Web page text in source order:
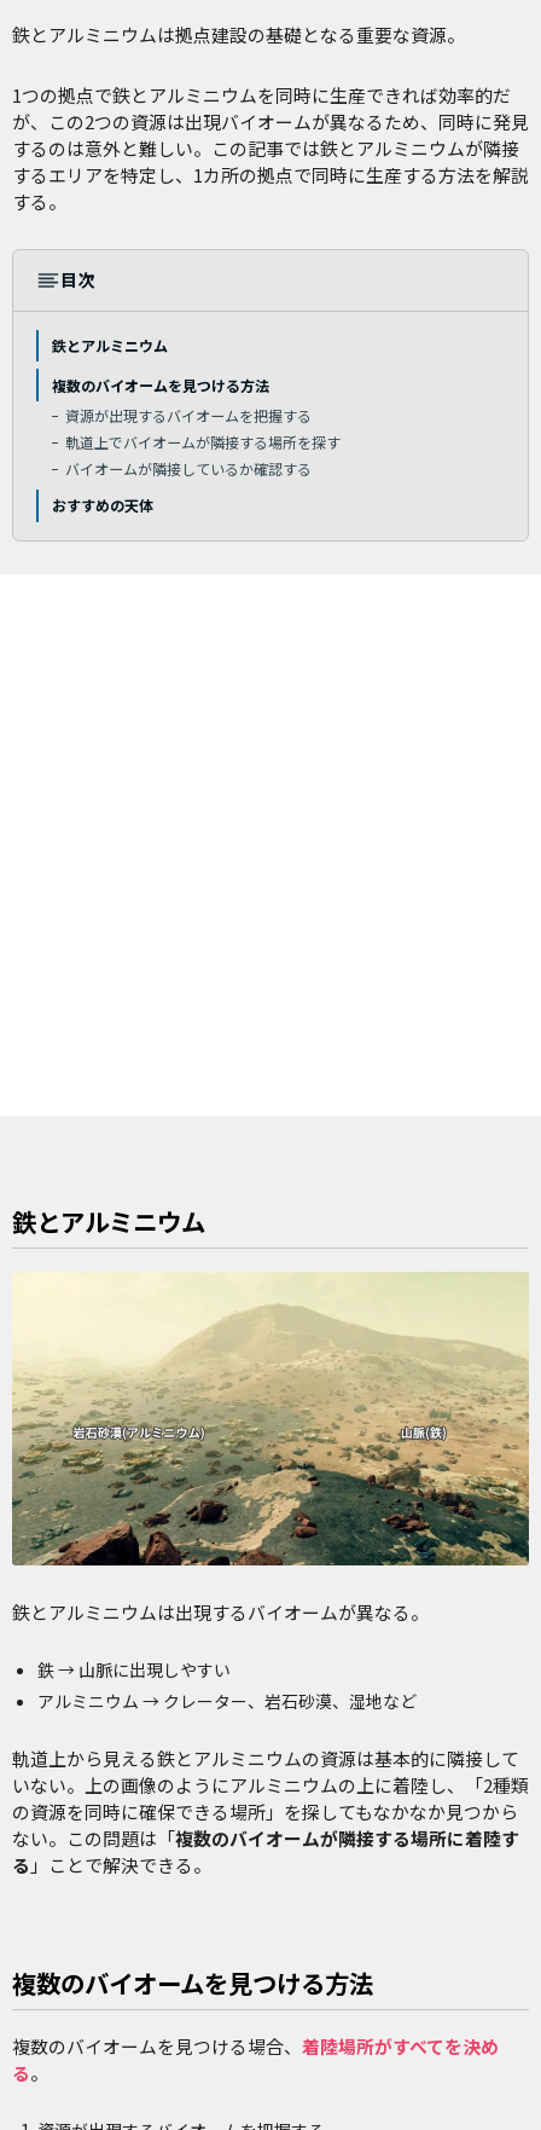
鉄とアルミニウムは拠点建設の基礎となる重要な資源。
1つの拠点で鉄とアルミニウムを同時に生産できれば効率的だ
が、この2つの資源は出現バイオームが異なるため、同時に発見
するのは意外と難しい。この記事では鉄とアルミニウムが隣接
するエリアを特定し、1カ所の拠点で同時に生産する方法を解説
する。
目次
鉄とアルミニウム
複数のバイオームを見つける方法
資源が出現するバイオームを把握する
軌道上でバイオームが隣接する場所を探す
バイオームが隣接しているか確認する
おすすめの天体
鉄とアルミニウム
鉄とアルミニウムは出現するバイオームが異なる。
鉄 → 山脈に出現しやすい
アルミニウム → クレーター、岩石砂漠、湿地など
軌道上から見える鉄とアルミニウムの資源は基本的に隣接して
いない。上の画像のようにアルミニウムの上に着陸し、「2種類
の資源を同時に確保できる場所」を探してもなかなか見つから
ない。この問題は「複数のバイオームが隣接する場所に着陸す
る 」ことで解決できる。
複数のバイオームを見つける方法
複数のバイオームを見つける場合、 着陸場所がすべてを決め
る。